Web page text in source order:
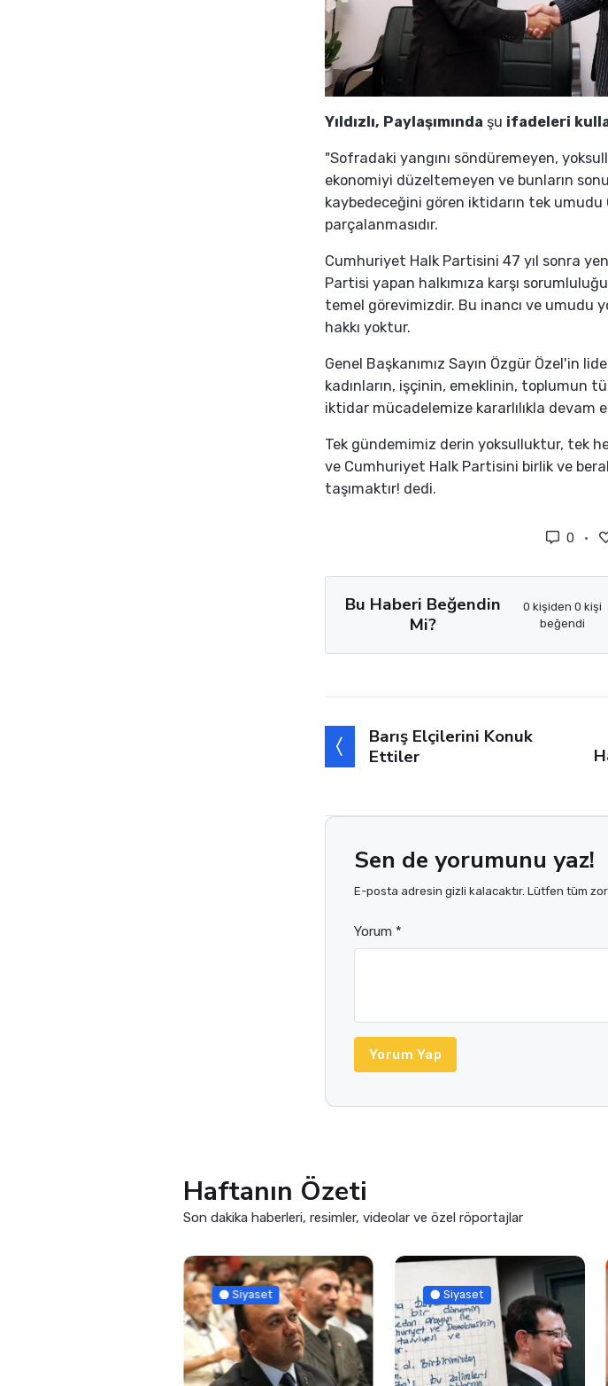
Yıldızlı, Paylaşımında şu ifadeleri
"Sofradaki yangını söndüremeyen,
ekonomiyi düzeltemeyen ve bunların
kaybedeceğini gören iktidarın tek
parçalanmasıdır.
Cumhuriyet Halk Partisini 47 yıl sonra
Partisi yapan halkımıza karşı
temel görevimizdir. Bu inancı ve umudu
hakkı yoktur.
Genel Başkanımız Sayın Özgür Özel'in
kadınların, işçinin, emeklinin, toplumun
iktidar mücadelemize kararlılıkla devam
Tek gündemimiz derin yoksulluktur, tek
ve Cumhuriyet Halk Partisini birlik ve
taşımaktır! dedi.
0
Bu Haberi Beğendin
Mi?
0 kişiden 0 kişi
beğendi
Barış Elçilerini Konuk
Ettiler
Sen de yorumunu yaz!
E-posta adresin gizli kalacaktır. Lütfen tüm
Yorum *
Yorum Yap
Haftanın Özeti
Son dakika haberleri, resimler, videolar ve özel röportajlar
Siyaset Siyaset